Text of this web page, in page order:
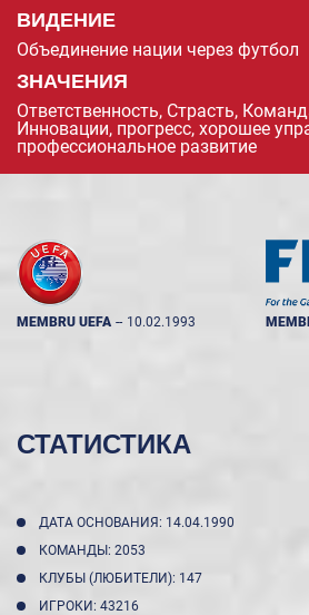
ВИДЕНИЕ
Объединение нации через футбол
ЗНАЧЕНИЯ
Ответственность, Страсть,
Инновации, прогресс, хорошее
профессиональное развитие
MEMBRU UEFA -- 10.02.1993
СТАТИСТИКА
ДАТА ОСНОВАНИЯ: 14.04.1990
КОМАНДЫ: 2053
КЛУБЫ (ЛЮБИТЕЛИ): 147
ИГРОКИ: 43216